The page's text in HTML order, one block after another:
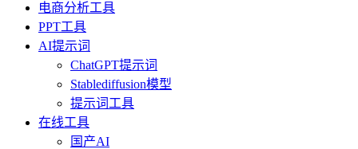
电商分析工具
PPT工具
AI提示词
ChatGPT提示词
Stablediffusion模型
提示词工具
在线工具
国产AI